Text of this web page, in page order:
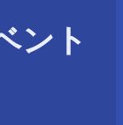
ント